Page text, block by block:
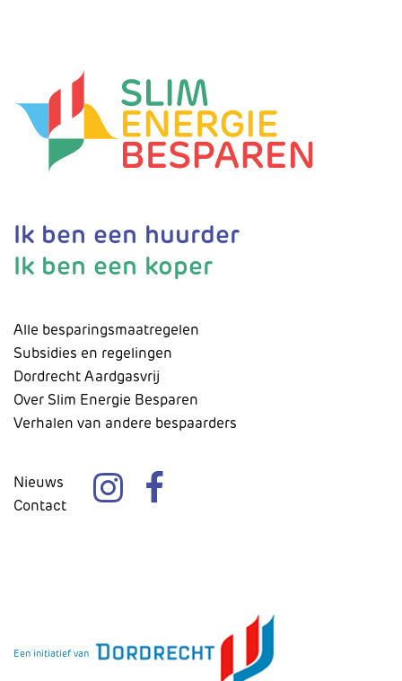
Ik ben een huurder
Ik ben een koper
Alle besparingsmaatregelen
Subsidies en regelingen
Dordrecht Aardgasvrij
Over Slim Energie Besparen
Verhalen van andere bespaarders
Nieuws
Contact
Een initiatief van